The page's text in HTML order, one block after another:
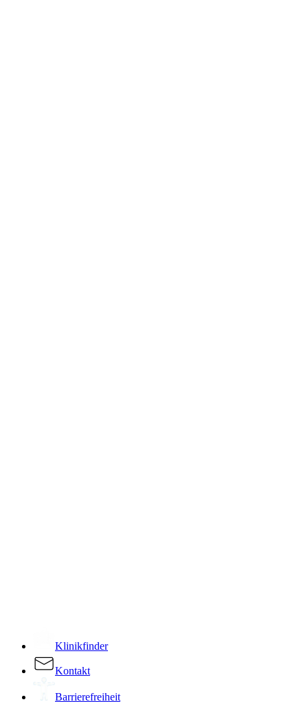
Klinikfinder
Kontakt
Barrierefreiheit